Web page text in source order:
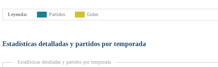
Leyenda: Partidos Goles
Estadísticas detalladas y partidos por temporada
Estadísticas detalladas y partidos por temporada